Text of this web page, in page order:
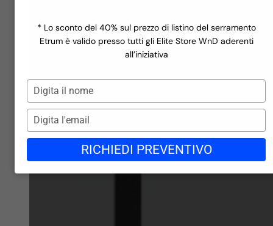
* Lo sconto del 40% sul prezzo di listino del serramento
Etrum è valido presso tutti gli Elite Store WnD aderenti
all’iniziativa
Digita
il
nome
Digita
l'email
RICHIEDI PREVENTIVO
Scopri la linea
Finiture in PVC
Finiture in PVC
Finiture in Alluminio
Realizzazioni
Azienda
Gli store di WND
Lavora con noi
Richiedi preventivo →